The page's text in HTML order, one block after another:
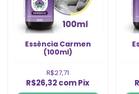
Essência Carmen
(100ml)
R$27,71
R$26,32comPix